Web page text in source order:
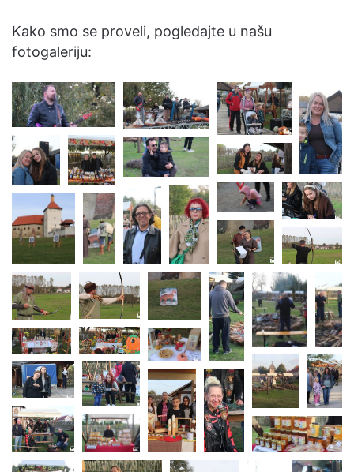
Kako smo se proveli, pogledajte u našu
fotogaleriju: